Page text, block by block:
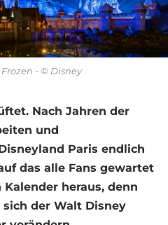
- © Disney
Nach Jahren der
und
Paris endlich
das alle Fans gewartet
Kalender heraus, denn
sich der Walt Disney